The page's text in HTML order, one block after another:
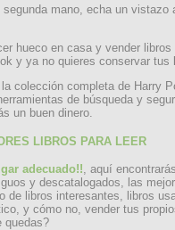
mano, echa un vistazo
hueco en casa y vender
y ya no quieres conservar tus
colección completa de Harry
de búsqueda y
un buen dinero.
LIBROS PARA LEER
adecuado!! , aquí
y descatalogados, las
de libros interesantes, libros
y cómo no, vender tus
quedas?